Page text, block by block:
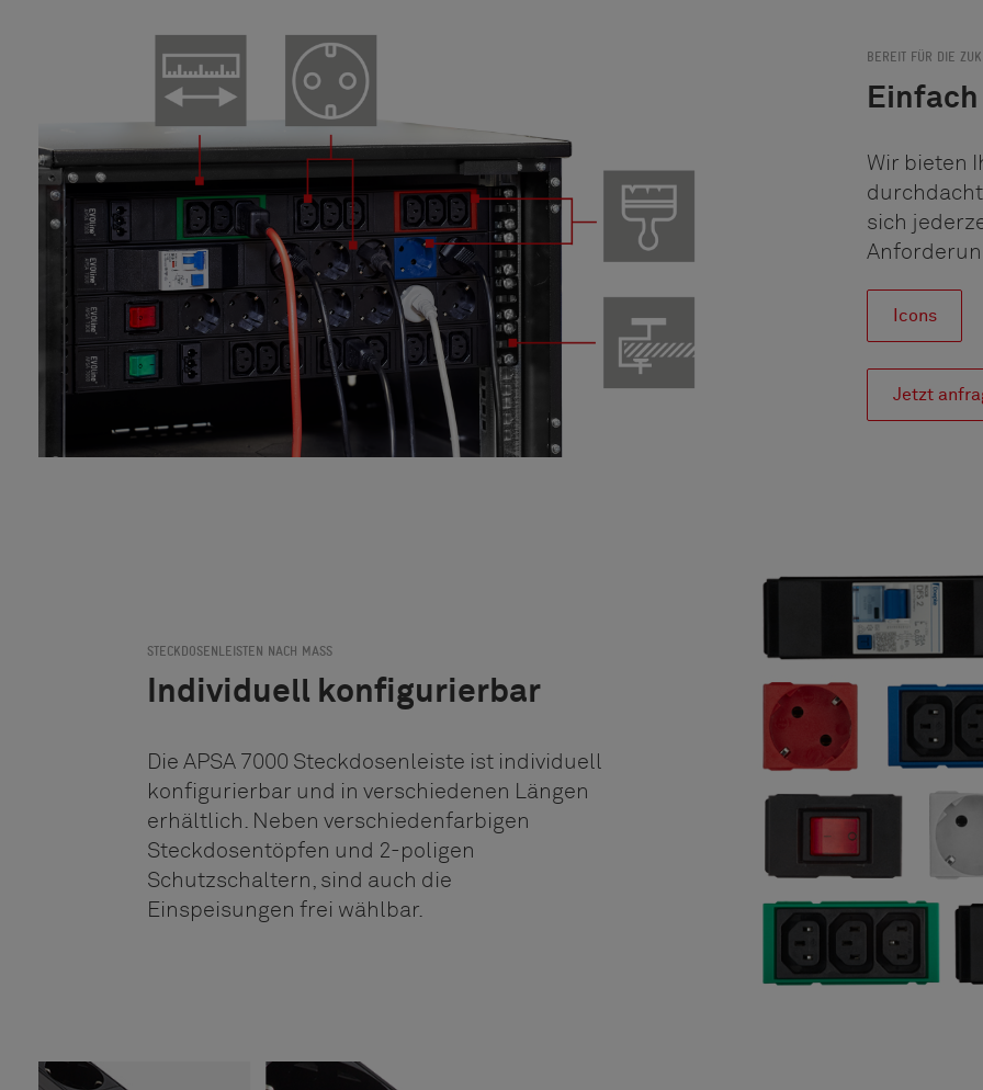
BEREIT FÜR DIE
Wir bieten
sich
Icons
Jetzt
STECKDOSENLEISTEN NACH MASS
Individuell konfigurierbar
Die APSA 7000 Steckdosenleiste ist individuell
konfigurierbar und in verschiedenen Längen
erhältlich. Neben verschiedenfarbigen
Steckdosentöpfen und 2-poligen
Schutzschaltern, sind auch die
Einspeisungen frei wählbar.